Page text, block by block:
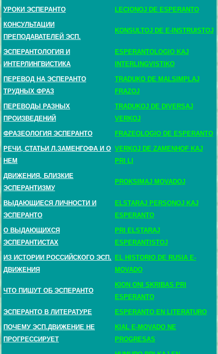
УРОКИ ЭСПЕРАНТО LECIONOJ DE ESPERANTO
КОНСУЛЬТАЦИИ
ПРЕПОДАВАТЕЛЕЙ ЭСП.
KONSULTOJ DE E-INSTRUISTOJ
ЭСПЕРАНТОЛОГИЯ И
ИНТЕРЛИНГВИСТИКА
ESPERANTOLOGIO KAJ
INTERLINGVISTIKO
ПЕРЕВОД НА ЭСПЕРАНТО
ТРУДНЫХ ФРАЗ
TRADUKO DE MALSIMPLAJ
FRAZOJ
ПЕРЕВОДЫ РАЗНЫХ
ПРОИЗВЕДЕНИЙ
TRADUKOJ DE DIVERSAJ
VERKOJ
ФРАЗЕОЛОГИЯ ЭСПЕРАНТО FRAZEOLOGIO DE ESPERANTO
РЕЧИ, СТАТЬИ Л.ЗАМЕНГОФА И О
НЕМ
VERKOJ DE ZAMENHOF KAJ
PRI LI
ДВИЖЕНИЯ, БЛИЗКИЕ
ЭСПЕРАНТИЗМУ
PROKSIMAJ MOVADOJ
ВЫДАЮЩИЕСЯ ЛИЧНОСТИ И
ЭСПЕРАНТО
ELSTARAJ PERSONOJ KAJ
ESPERANTO
О ВЫДАЮЩИХСЯ
ЭСПЕРАНТИСТАХ
PRI ELSTARAJ
ESPERANTISTOJ
ИЗ ИСТОРИИ РОССИЙСКОГО ЭСП.
ДВИЖЕНИЯ
EL HISTORIO DE RUSIA E-
MOVADO
ЧТО ПИШУТ ОБ ЭСПЕРАНТО
KION ONI SKRIBAS PRI
ESPERANTO
ЭСПЕРАНТО В ЛИТЕРАТУРЕ ESPERANTO EN LITERATURO
ПОЧЕМУ ЭСП.ДВИЖЕНИЕ НЕ
ПРОГРЕССИРУЕТ
KIAL E-MOVADO NE
PROGRESAS